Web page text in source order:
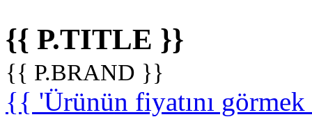
{{ P.TITLE }}
{{ P.BRAND }}
{{ 'Ürünün fiyatını